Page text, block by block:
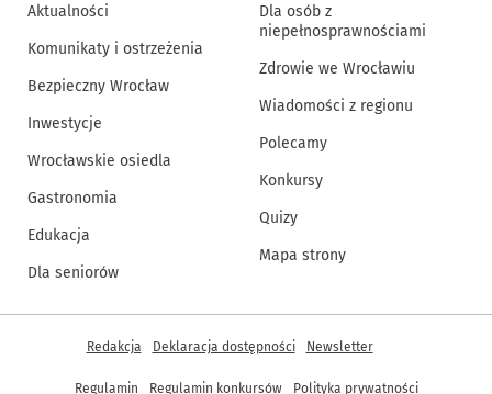
Aktualności
Komunikaty i ostrzeżenia
Bezpieczny Wrocław
Inwestycje
Wrocławskie osiedla
Gastronomia
Edukacja
Dla seniorów
Dla osób z
niepełnosprawnościami
Zdrowie we Wrocławiu
Wiadomości z regionu
Polecamy
Konkursy
Quizy
Mapa strony
Inne informacje
Redakcja Deklaracja dostępności Newsletter
Regulamin Regulamin konkursów Polityka prywatności